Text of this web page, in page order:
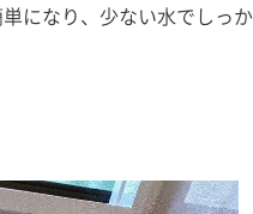
になり、少ない水でしっか